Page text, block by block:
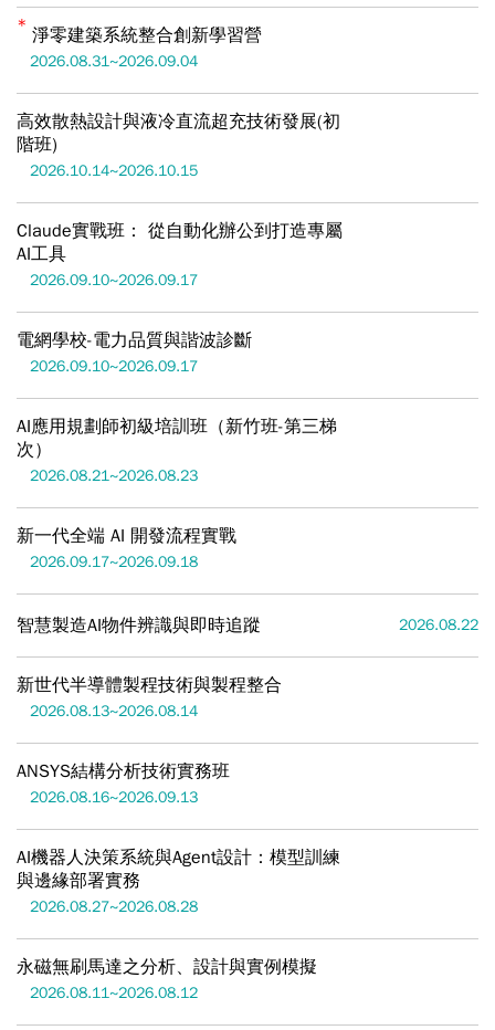
淨零建築系統整合創新學習營
2026.08.31~2026.09.04
高效散熱設計與液冷直流超充技術發展(初
階班)
2026.10.14~2026.10.15
Claude實戰班： 從自動化辦公到打造專屬
AI工具
2026.09.10~2026.09.17
電網學校-電力品質與諧波診斷
2026.09.10~2026.09.17
AI應用規劃師初級培訓班（新竹班-第三梯
次）
2026.08.21~2026.08.23
新一代全端 AI 開發流程實戰
2026.09.17~2026.09.18
智慧製造AI物件辨識與即時追蹤 2026.08.22
新世代半導體製程技術與製程整合
2026.08.13~2026.08.14
ANSYS結構分析技術實務班
2026.08.16~2026.09.13
AI機器人決策系統與Agent設計：模型訓練
與邊緣部署實務
2026.08.27~2026.08.28
永磁無刷馬達之分析、設計與實例模擬
2026.08.11~2026.08.12